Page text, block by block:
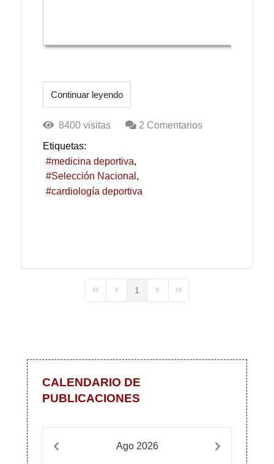
Continuar leyendo
8400 visitas
2 Comentarios
Etiquetas:
medicina deportiva
Selección Nacional
cardiología deportiva
First PagePrevious Page
1
Next PageLast Page
CALENDARIO DE
PUBLICACIONES
Ago 2026